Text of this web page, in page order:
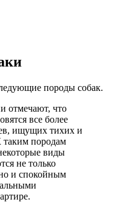
породы собак.
отмечают, что
все более
ищущих тихих и
породам
виды
не только
и спокойным